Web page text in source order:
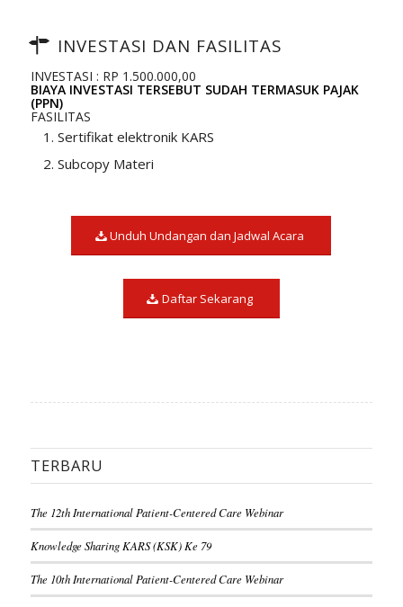
INVESTASI DAN FASILITAS
INVESTASI : RP 1.500.000,00
BIAYA INVESTASI TERSEBUT SUDAH TERMASUK PAJAK
(PPN)
FASILITAS
Sertifikat elektronik KARS
Subcopy Materi
Unduh Undangan dan Jadwal Acara
Daftar Sekarang
TERBARU
The 12th International Patient-Centered Care Webinar
Knowledge Sharing KARS (KSK) Ke 79
The 10th International Patient-Centered Care Webinar